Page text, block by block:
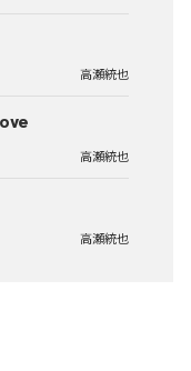
高瀬統也
高瀬統也
高瀬統也